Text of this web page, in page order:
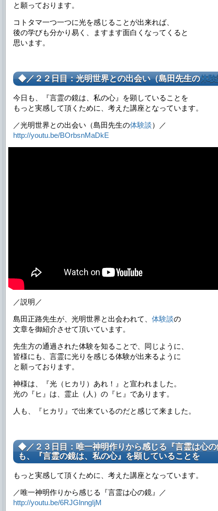
と願っております。
コトタマ一つ一つに光を感じることが出来れば、
後の学びも分かり易く、ますます面白くなってくると
思います。
◆／２２日目：光明世界との出会い（島田先生の体
今日も、『言霊の鏡は、私の心』を顕していることを
もっと実感して頂くために、考えた講座となっています。
／光明世界との出会い（島田先生の体験談）／
http://youtu.be/BOrbsnMaDkE
／説明／
島田正路先生が、光明世界と出会われて、 体験談の
文章を御紹介させて頂いています。
先生方の通過された体験を知ることで、同じように、
皆様にも、言霊に光りを感じる体験が出来るように
と願っております。
神様は、『光（ヒカリ）あれ！』と宣われました。
光の『ヒ』は、霊止（人）の『ヒ』であります。
人も、『ヒカリ』で出来ているのだと感じて来ました。
◆／２３日目：唯一神明作りから感じる『言霊は心
も、『言霊の鏡は、私の心』を顕していることを
もっと実感して頂くために、考えた講座となっています。
／唯一神明作りから感じる『言霊は心の鏡』／
http://youtu.be/6RJGlnngIjM